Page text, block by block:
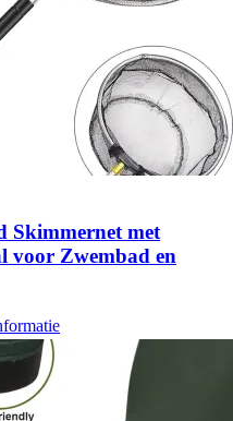
Skimmernet met
voor Zwembad en